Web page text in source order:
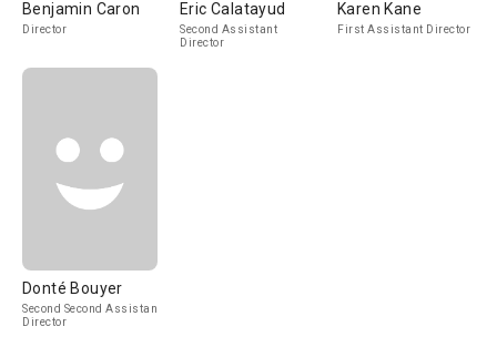
Benjamin Caron
Director
Eric Calatayud
Second Assistant
Director
Karen Kane
First Assistant Director
Donté Bouyer
Second Second Assistant
Director